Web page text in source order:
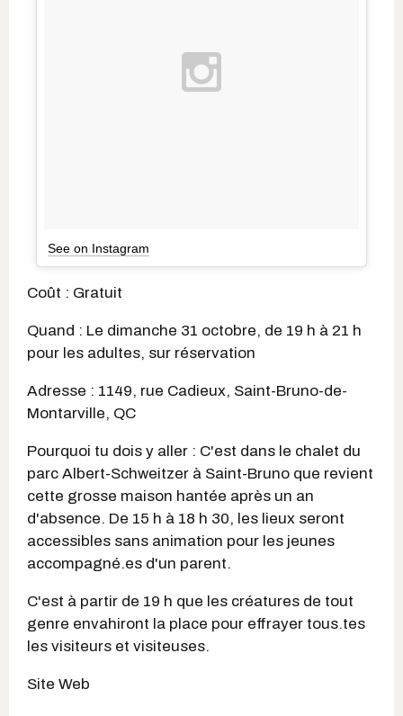
See on Instagram
Coût : Gratuit
Quand : Le dimanche 31 octobre, de 19 h à 21 h
pour les adultes, sur réservation
Adresse : 1149, rue Cadieux, Saint-Bruno-de-
Montarville, QC
Pourquoi tu dois y aller : C'est dans le chalet du
parc Albert-Schweitzer à Saint-Bruno que revient
cette grosse maison hantée après un an
d'absence. De 15 h à 18 h 30, les lieux seront
accessibles sans animation pour les jeunes
accompagné.es d'un parent.
C'est à partir de 19 h que les créatures de tout
genre envahiront la place pour effrayer tous.tes
les visiteurs et visiteuses.
Site Web